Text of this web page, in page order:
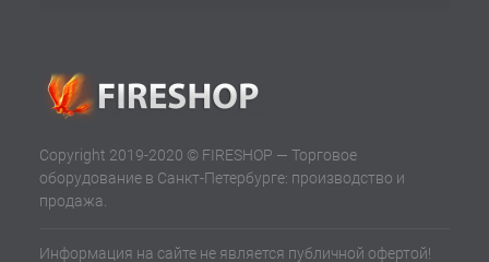
Copyright 2019-2020 © FIRESHOP — Торговое
оборудование в Санкт-Петербурге: производство и
продажа.
Информация на сайте не является публичной офертой!